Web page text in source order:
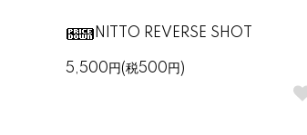
NITTO REVERSE SHOT
5,500円(税500円)